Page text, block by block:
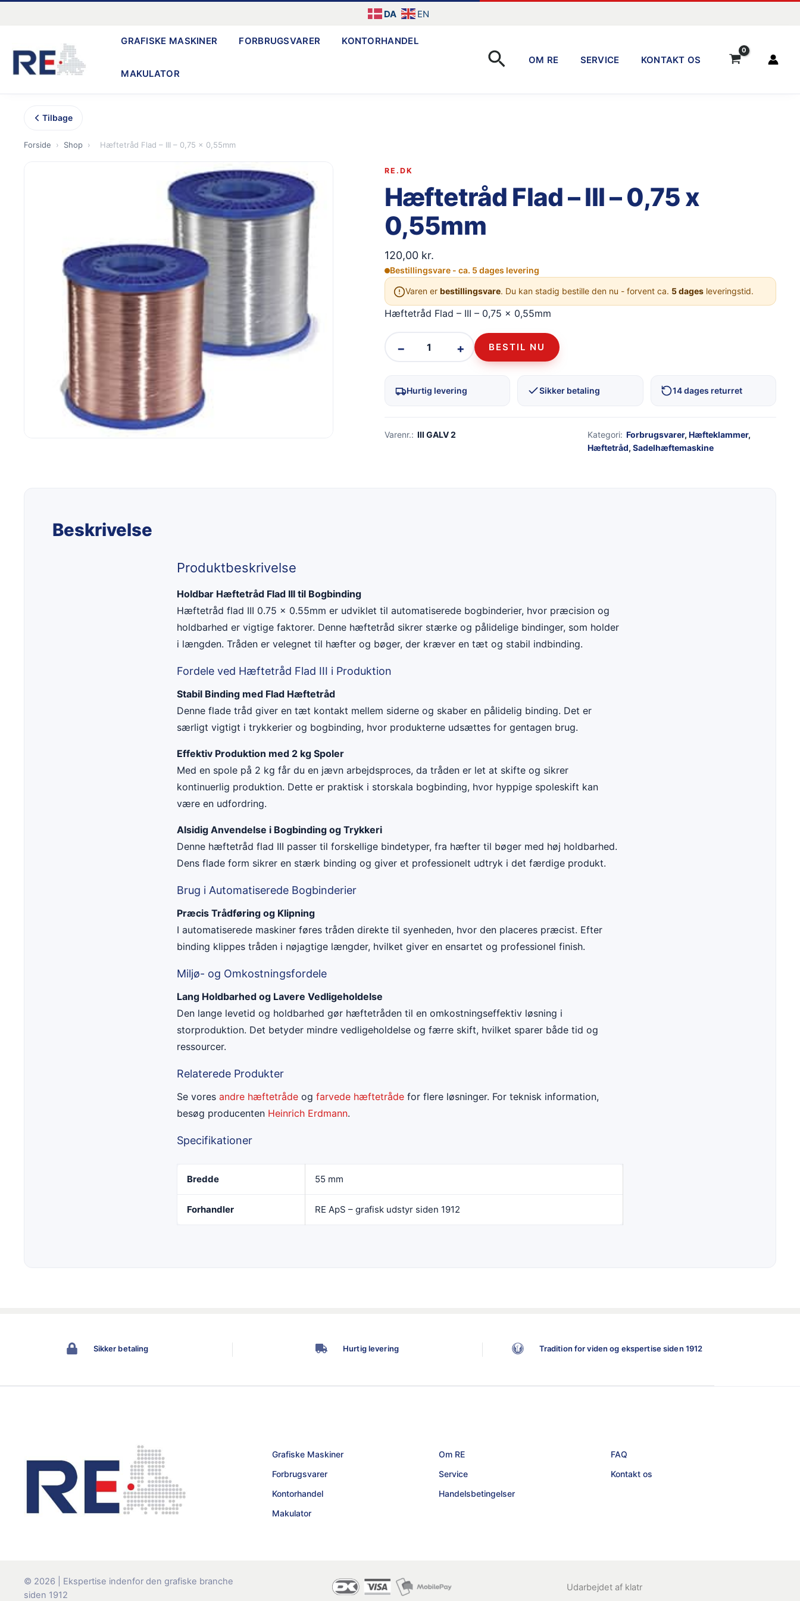
indholdet
DA EN
GRAFISKE MASKINER FORBRUGSVARER KONTORHANDEL
MAKULATOR
Søg OM RE SERVICE KONTAKT OS
Tilbage
Forside › Shop › Hæftetråd Flad – III – 0,75 x 0,55mm
RE.DK
Hæftetråd Flad – III – 0,75 x
0,55mm
120,00 kr.
Bestillingsvare - ca. 5 dages levering
Varen er bestillingsvare. Du kan stadig bestille den nu - forvent ca. 5 dagesleveringstid.
Hæftetråd Flad – III – 0,75 x 0,55mm
− + BESTIL NU
Hurtig levering Sikker betaling 14 dages returret
Varenr.: III GALV 2 Kategori: Forbrugsvarer, Hæfteklammer,
Hæftetråd, Sadelhæftemaskine
Beskrivelse
Produktbeskrivelse
Holdbar Hæftetråd Flad III til Bogbinding
Hæftetråd flad III 0.75 x 0.55mm er udviklet til automatiserede bogbinderier, hvor præcision og
holdbarhed er vigtige faktorer. Denne hæftetråd sikrer stærke og pålidelige bindinger, som holder
i længden. Tråden er velegnet til hæfter og bøger, der kræver en tæt og stabil indbinding.
Fordele ved Hæftetråd Flad III i Produktion
Stabil Binding med Flad Hæftetråd
Denne flade tråd giver en tæt kontakt mellem siderne og skaber en pålidelig binding. Det er
særligt vigtigt i trykkerier og bogbinding, hvor produkterne udsættes for gentagen brug.
Effektiv Produktion med 2 kg Spoler
Med en spole på 2 kg får du en jævn arbejdsproces, da tråden er let at skifte og sikrer
kontinuerlig produktion. Dette er praktisk i storskala bogbinding, hvor hyppige spoleskift kan
være en udfordring.
Alsidig Anvendelse i Bogbinding og Trykkeri
Denne hæftetråd flad III passer til forskellige bindetyper, fra hæfter til bøger med høj holdbarhed.
Dens flade form sikrer en stærk binding og giver et professionelt udtryk i det færdige produkt.
Brug i Automatiserede Bogbinderier
Præcis Trådføring og Klipning
I automatiserede maskiner føres tråden direkte til syenheden, hvor den placeres præcist. Efter
binding klippes tråden i nøjagtige længder, hvilket giver en ensartet og professionel finish.
Miljø- og Omkostningsfordele
Lang Holdbarhed og Lavere Vedligeholdelse
Den lange levetid og holdbarhed gør hæftetråden til en omkostningseffektiv løsning i
storproduktion. Det betyder mindre vedligeholdelse og færre skift, hvilket sparer både tid og
ressourcer.
Relaterede Produkter
Se vores andre hæftetråde og farvede hæftetråde for flere løsninger. For teknisk information,
besøg producenten Heinrich Erdmann.
Specifikationer
Bredde 55 mm
Forhandler RE ApS – grafisk udstyr siden 1912
Sikker betaling Hurtig levering Tradition for viden og ekspertise siden 1912
Grafiske Maskiner
Forbrugsvarer
Kontorhandel
Makulator
Om RE
Service
Handelsbetingelser
FAQ
Kontakt os
© 2026 | Ekspertise indenfor den grafiske branche
siden 1912
Udarbejdet af klatr